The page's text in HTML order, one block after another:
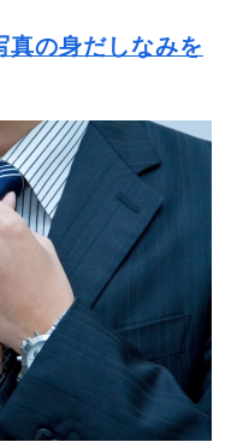
真の身だしなみを